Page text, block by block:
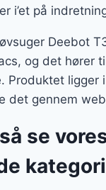
i’et på
Deebot
og det hører
Produktet ligger
det gennem
se